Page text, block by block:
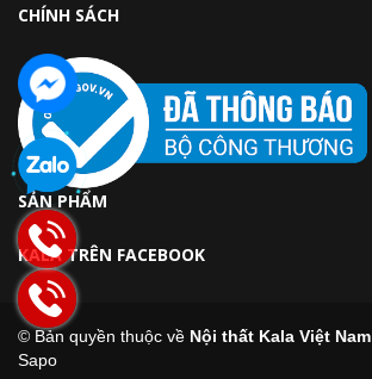
CHÍNH SÁCH
SẢN PHẨM
KALA TRÊN FACEBOOK
© Bản quyền thuộc về Nội thất Kala Việt Nam
Sapo